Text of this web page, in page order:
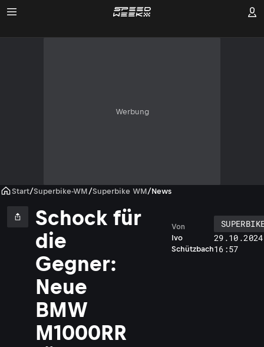
Werbung
Start/Superbike-WM /Superbike WM/News
Schock für
die
Gegner:
Neue
BMW
M1000RR
Ivo
Schützbach
Von
16:57